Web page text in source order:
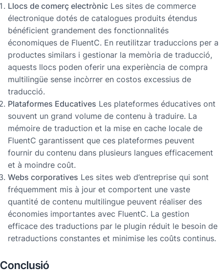
Llocs de comerç electrònic Les sites de commerce
électronique dotés de catalogues produits étendus
bénéficient grandement des fonctionnalités
économiques de FluentC. En reutilitzar traduccions per a
productes similars i gestionar la memòria de traducció,
aquests llocs poden oferir una experiència de compra
multilingüe sense incòrrer en costos excessius de
traducció.
Plataformes Educatives Les plateformes éducatives ont
souvent un grand volume de contenu à traduire. La
mémoire de traduction et la mise en cache locale de
FluentC garantissent que ces plateformes peuvent
fournir du contenu dans plusieurs langues efficacement
et à moindre coût.
Webs corporatives Les sites web d’entreprise qui sont
fréquemment mis à jour et comportent une vaste
quantité de contenu multilingue peuvent réaliser des
économies importantes avec FluentC. La gestion
efficace des traductions par le plugin réduit le besoin de
retraductions constantes et minimise les coûts continus.
Conclusió